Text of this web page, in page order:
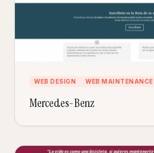
WEB DESIGN WEB MAINTENANCE
Mercedes-Benz